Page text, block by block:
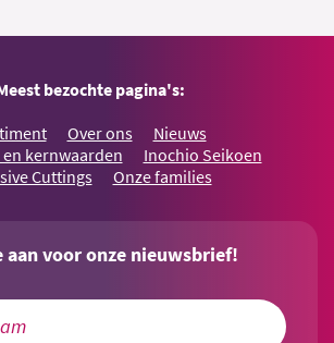
bezochte pagina's:
Over ons
Nieuws
kernwaarden
Inochio Seikoen
Cuttings
Onze families
aan voor onze nieuwsbrief!